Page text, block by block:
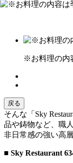
※お料理の内
戻る
そんな「Sky
品や鋳物など、職
非日常感の強い高
■ Sky Restaurant